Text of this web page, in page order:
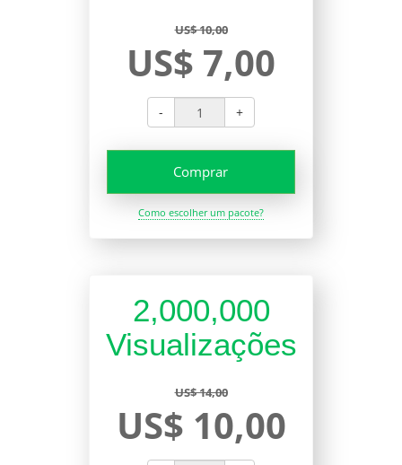
US$ 10,00
US$ 7,00
- +
Comprar
Como escolher um pacote?
2,000,000
Visualizações
US$ 14,00
US$ 10,00